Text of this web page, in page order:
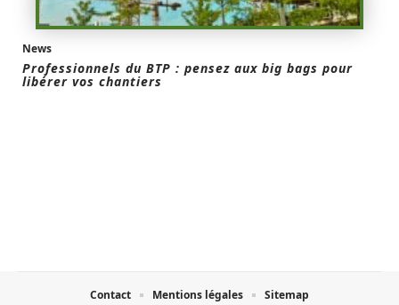
News
Professionnels du BTP : pensez aux big bags pour
libérer vos chantiers
Contact Mentions légales Sitemap